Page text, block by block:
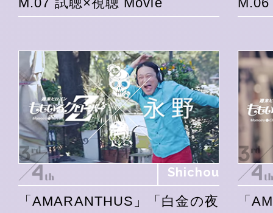
Shichou
「AMARANTHUS」「白金の夜
「